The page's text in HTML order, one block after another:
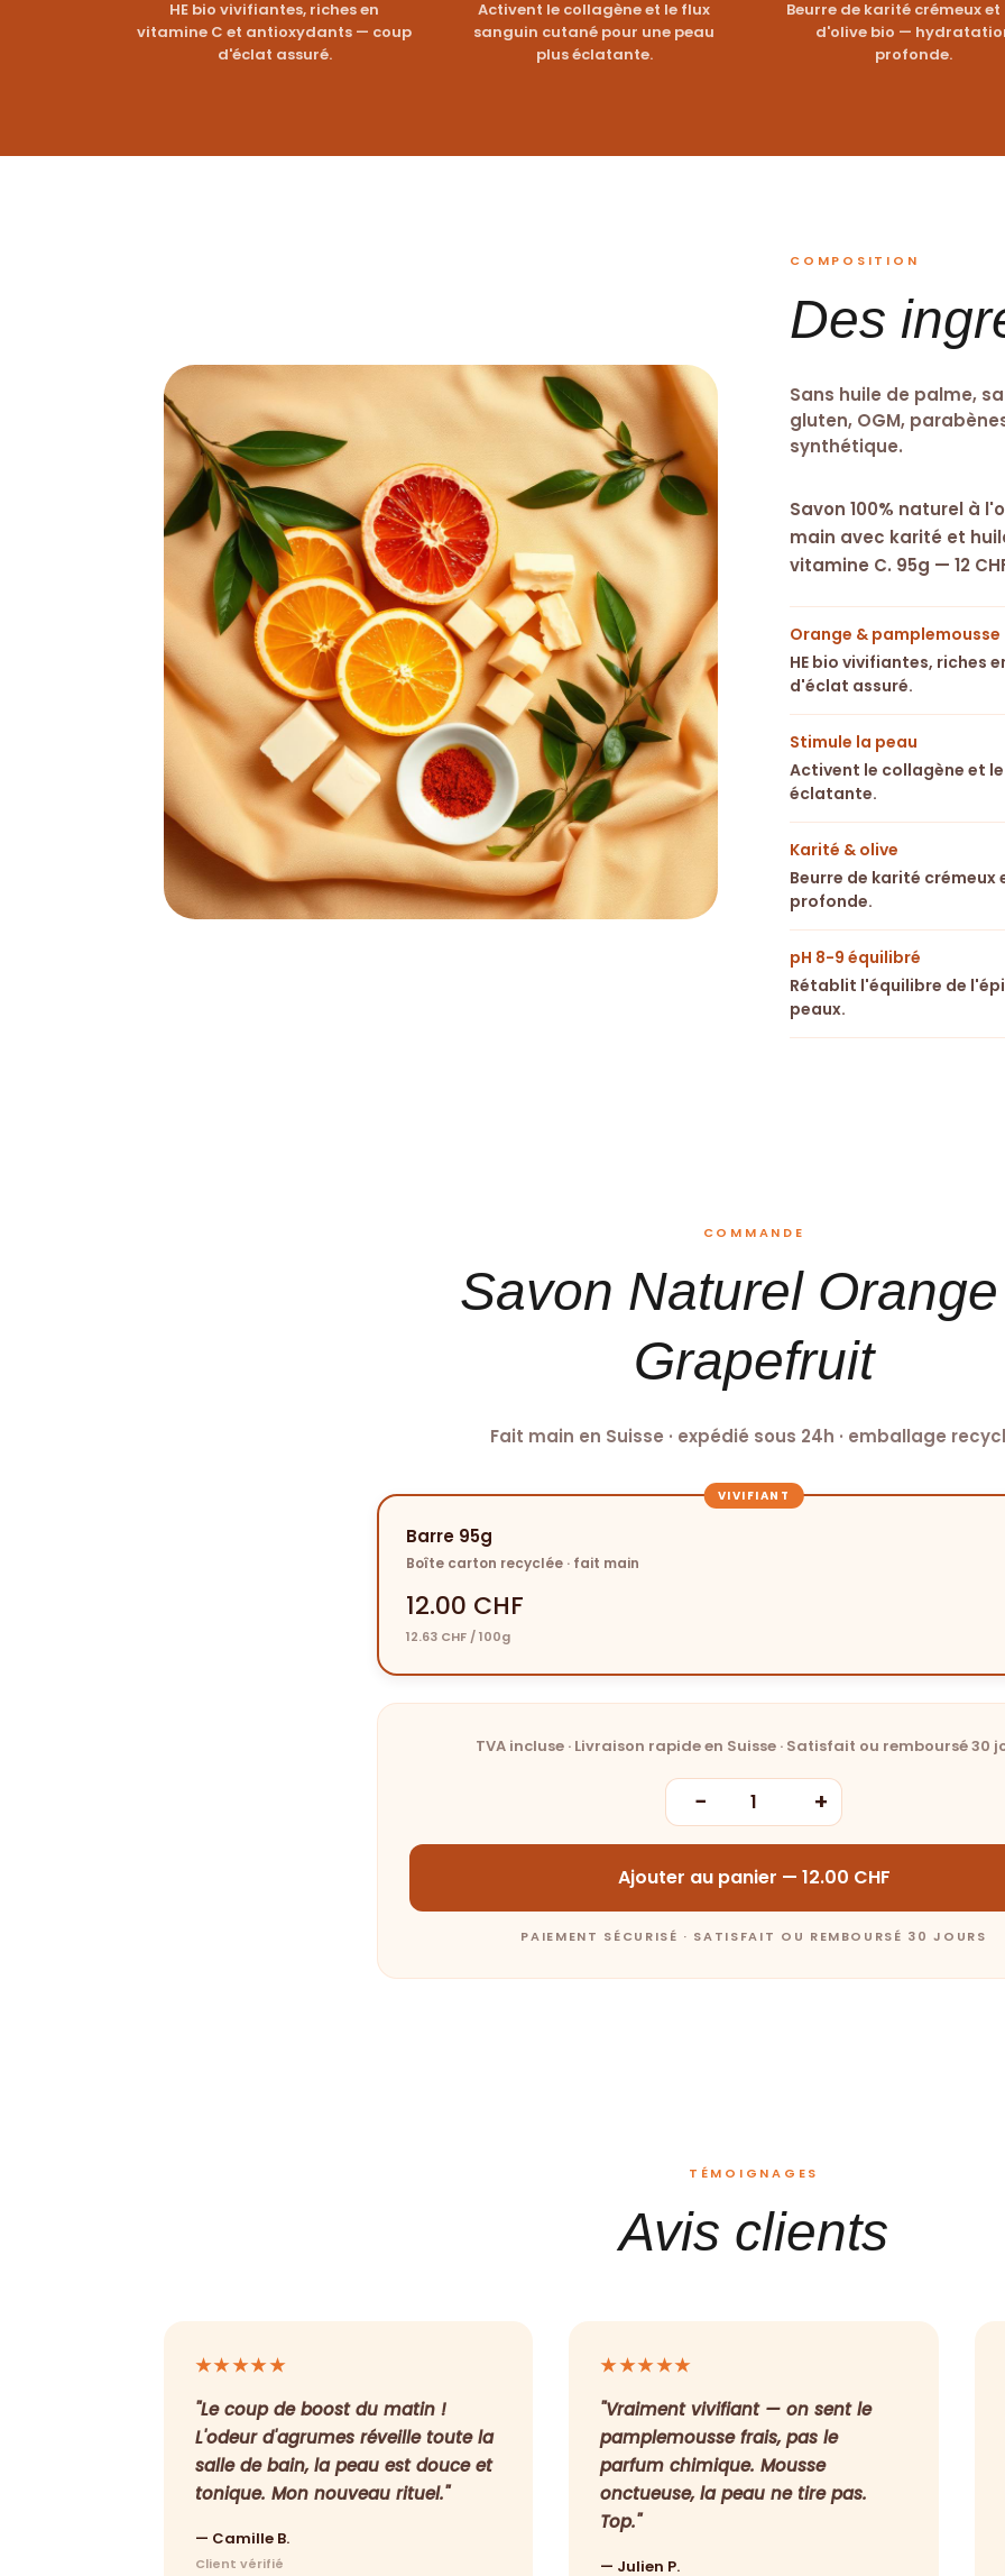
HE bio vivifiantes, riches en
vitamine C et antioxydants — coup
d'éclat assuré.
Activent le collagène et le flux
sanguin cutané pour une peau
plus éclatante.
Beurre de karité crémeux et
d'olive bio —
profonde.
COMPOSITION
Des
Sans huile de palme,
gluten, OGM,
synthétique.
Savon 100% naturel à
main avec karité et
vitamine C. 95g — 12
Orange & pamplemousse
HE bio vivifiantes, riches
d'éclat assuré.
Stimule la peau
Activent le collagène et
éclatante.
Karité & olive
Beurre de karité
profonde.
pH 8-9 équilibré
Rétablit l'équilibre de
peaux.
COMMANDE
Savon Naturel
Grapefruit
Fait main en Suisse · expédié sous 24h · emballage
VIVIFIANT
Barre 95g
Boîte carton recyclée · fait main
12.00 CHF
12.63 CHF / 100g
TVA incluse · Livraison rapide en Suisse · Satisfait ou remboursé 30
− +
Ajouter au panier — 12.00 CHF
PAIEMENT SÉCURISÉ · SATISFAIT OU REMBOURSÉ 30 JOURS
TÉMOIGNAGES
Avis clients
★★★★★
"Le coup de boost du matin !
L'odeur d'agrumes réveille toute la
salle de bain, la peau est douce et
tonique. Mon nouveau rituel."
— Camille B.
Client vérifié
★★★★★
"Vraiment vivifiant — on sent le
pamplemousse frais, pas le
parfum chimique. Mousse
onctueuse, la peau ne tire pas.
Top."
— Julien P.